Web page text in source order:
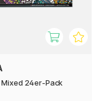
Moonlight,
Mixed 24er-Pack